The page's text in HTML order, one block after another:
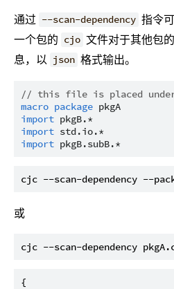
通过 --scan-dependency 指令
一个包的 cjo 文件对于其他包
息，以 json 格式输出。
// this file is placed under
macro package pkgA
import pkgB.*
import std.io.*
import pkgB.subB.*
或
{